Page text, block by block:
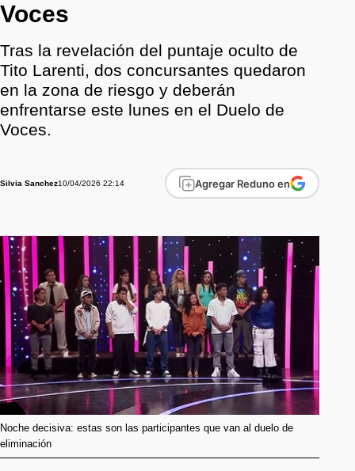
Voces
Tras la revelación del puntaje oculto de
Tito Larenti, dos concursantes quedaron
en la zona de riesgo y deberán
enfrentarse este lunes en el Duelo de
Voces.
Silvia Sanchez10/04/2026 22:14 Agregar Reduno en
Noche decisiva: estas son las participantes que van al duelo de
eliminación